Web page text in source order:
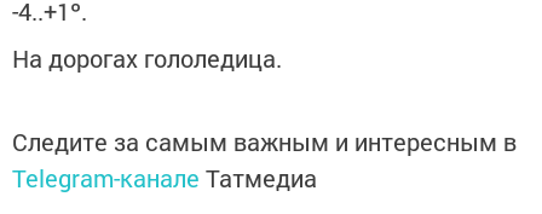
-4..+1º.
На дорогах гололедица.
Следите за самым важным и интересным в
Telegram-канале Татмедиа